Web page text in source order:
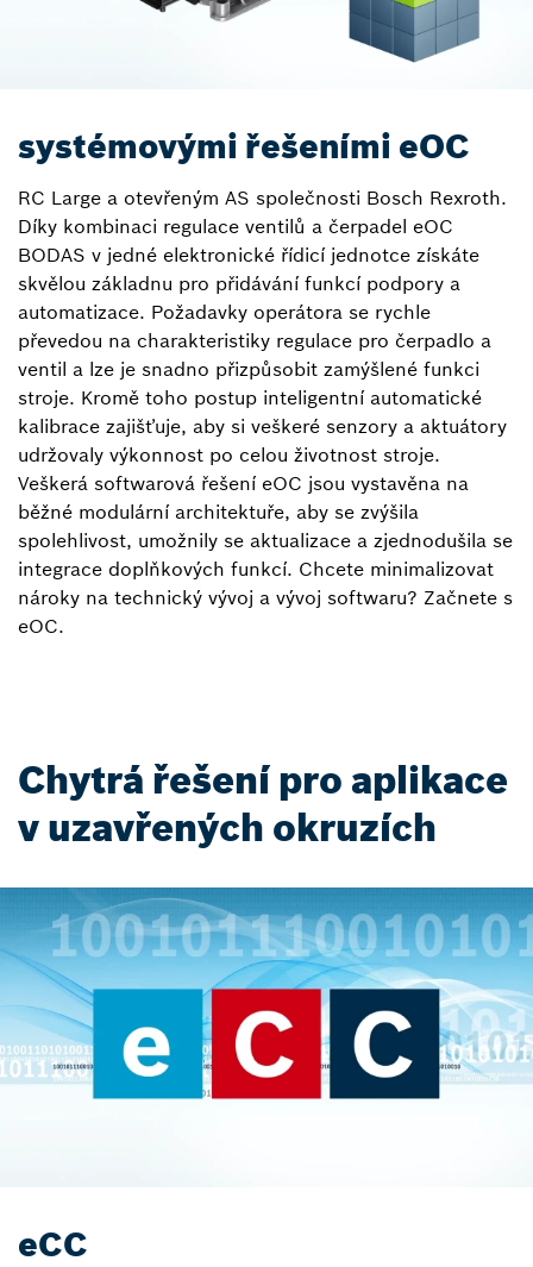
systémovými řešeními eOC
RC Large a otevřeným AS společnosti Bosch Rexroth.
Díky kombinaci regulace ventilů a čerpadel eOC
BODAS v jedné elektronické řídicí jednotce získáte
skvělou základnu pro přidávání funkcí podpory a
automatizace. Požadavky operátora se rychle
převedou na charakteristiky regulace pro čerpadlo a
ventil a lze je snadno přizpůsobit zamýšlené funkci
stroje. Kromě toho postup inteligentní automatické
kalibrace zajišťuje, aby si veškeré senzory a aktuátory
udržovaly výkonnost po celou životnost stroje.
Veškerá softwarová řešení eOC jsou vystavěna na
běžné modulární architektuře, aby se zvýšila
spolehlivost, umožnily se aktualizace a zjednodušila se
integrace doplňkových funkcí. Chcete minimalizovat
nároky na technický vývoj a vývoj softwaru? Začnete s
eOC.
Chytrá řešení pro aplikace
v uzavřených okruzích
eCC